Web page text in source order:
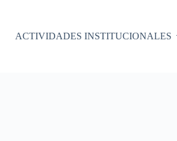
ACTIVIDADES INSTITUCIONALES